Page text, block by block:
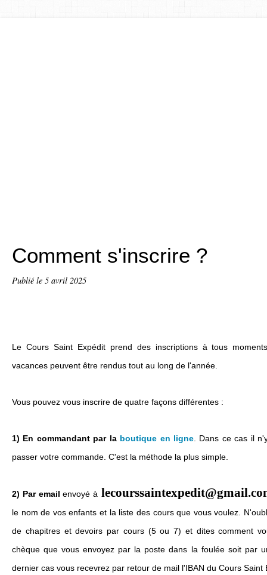
Comment s'inscrire ?
Publié le 5 avril 2025
Le Cours Saint Expédit prend des inscriptions à tous
vacances peuvent être rendus tout au long de l'année.
Vous pouvez vous inscrire de quatre façons différentes :
1) En commandant par la boutique en ligne. Dans ce cas il
passer votre commande. C'est la méthode la plus simple.
2) Par email envoyé à
le nom de vos enfants et la liste des cours que vous voulez.
de chapitres et devoirs par cours (5 ou 7) et dites comment
chèque que vous envoyez par la poste dans la foulée soit par
dernier cas vous recevrez par retour de mail l'IBAN du Cours Saint